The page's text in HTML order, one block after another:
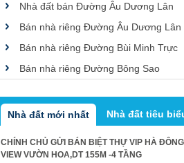
Nhà đất bán Đường Âu Dương Lân
Bán nhà riêng Đường Âu Dương Lân
Bán nhà riêng Đường Bùi Minh Trực
Bán nhà riêng Đường Bông Sao
Nhà đất mới nhất Nhà đất tiêu
CHÍNH CHỦ GỬI BÁN BIỆT THỰ VIP HÀ
VIEW VƯỜN HOA,DT 155M -4 TẦNG